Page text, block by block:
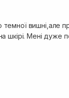
вишні,але
шкірі. Мені